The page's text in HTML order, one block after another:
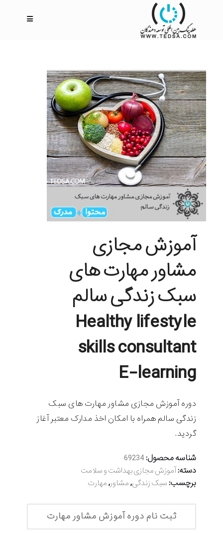
آموزش مجازی
مشاور مهارت های
سبک زندگی سالم
Healthy lifestyle
skills consultant
E-learning
دوره آموزش مجازی مشاور مهارت های سبک
زندگی سالم همراه با امکان اخذ مدارک معتبر آغاز
گردید.
شناسه محصول:69234
دسته:آموزش مجازی بهداشت و سلامت
برچسب:سبک زندگی,مشاور,مهارت
ثبت نام دوره آموزش مشاور مهارت